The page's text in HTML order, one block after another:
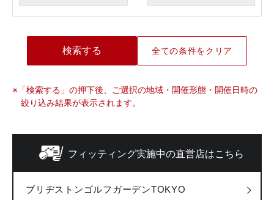
愛知県
徳島県
熊本県
沖縄県
全ての条件をクリア
※「検索する」の押下後、ご選択の地域・開催形態・開催日時の
絞り込み結果が表示されます。
フィッティング実施中の直営店はこちら
ブリヂストンゴルフガーデンTOKYO